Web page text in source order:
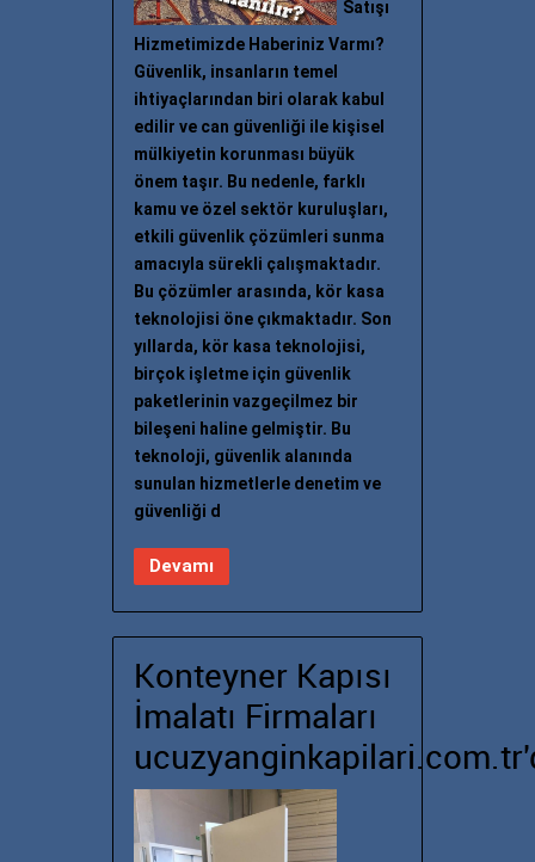
Satışı
Hizmetimizde Haberiniz Varmı?
Güvenlik, insanların temel
ihtiyaçlarından biri olarak kabul
edilir ve can güvenliği ile kişisel
mülkiyetin korunması büyük
önem taşır. Bu nedenle, farklı
kamu ve özel sektör kuruluşları,
etkili güvenlik çözümleri sunma
amacıyla sürekli çalışmaktadır.
Bu çözümler arasında, kör kasa
teknolojisi öne çıkmaktadır. Son
yıllarda, kör kasa teknolojisi,
birçok işletme için güvenlik
paketlerinin vazgeçilmez bir
bileşeni haline gelmiştir. Bu
teknoloji, güvenlik alanında
sunulan hizmetlerle denetim ve
güvenliği d
Devamı
Konteyner Kapısı
İmalatı Firmaları